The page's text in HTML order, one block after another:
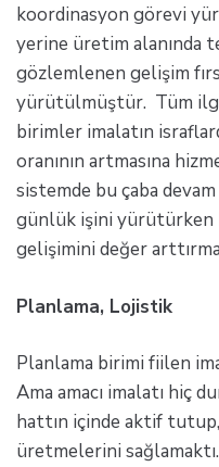
koordinasyon görevi
yerine üretim alanında
gözlemlenen gelişim
yürütülmüştür. Tüm
birimler imalatın
oranının artmasına
sistemde bu çaba
günlük işini yürütürken
gelişimini değer
Planlama, Lojistik
Planlama birimi fiilen
Ama amacı imalatı hiç
hattın içinde aktif
üretmelerini